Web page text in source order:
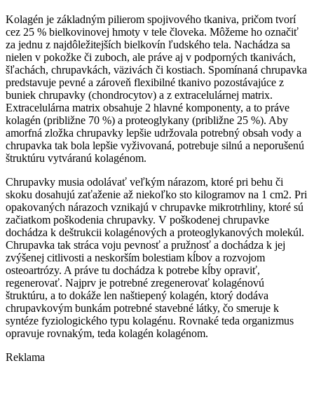
Kolagén je základným pilierom spojivového tkaniva, pričom tvorí
cez 25 % bielkovinovej hmoty v tele človeka. Môžeme ho označiť
za jednu z najdôležitejších bielkovín ľudského tela. Nachádza sa
nielen v pokožke či zuboch, ale práve aj v podporných tkanivách,
šľachách, chrupavkách, väzivách či kostiach. Spomínaná chrupavka
predstavuje pevné a zároveň flexibilné tkanivo pozostávajúce z
buniek chrupavky (chondrocytov) a z extracelulárnej matrix.
Extracelulárna matrix obsahuje 2 hlavné komponenty, a to práve
kolagén (približne 70 %) a proteoglykany (približne 25 %). Aby
amorfná zložka chrupavky lepšie udržovala potrebný obsah vody a
chrupavka tak bola lepšie vyživovaná, potrebuje silnú a neporušenú
štruktúru vytváranú kolagénom.
Chrupavky musia odolávať veľkým nárazom, ktoré pri behu či
skoku dosahujú zaťaženie až niekoľko sto kilogramov na 1 cm2. Pri
opakovaných nárazoch vznikajú v chrupavke mikrotrhliny, ktoré sú
začiatkom poškodenia chrupavky. V poškodenej chrupavke
dochádza k deštrukcii kolagénových a proteoglykanových molekúl.
Chrupavka tak stráca voju pevnosť a pružnosť a dochádza k jej
zvýšenej citlivosti a neskorším bolestiam kĺbov a rozvojom
osteoartrózy. A práve tu dochádza k potrebe kĺby opraviť,
regenerovať. Najprv je potrebné zregenerovať kolagénovú
štruktúru, a to dokáže len naštiepený kolagén, ktorý dodáva
chrupavkovým bunkám potrebné stavebné látky, čo smeruje k
syntéze fyziologického typu kolagénu. Rovnaké teda organizmus
opravuje rovnakým, teda kolagén kolagénom.
Reklama